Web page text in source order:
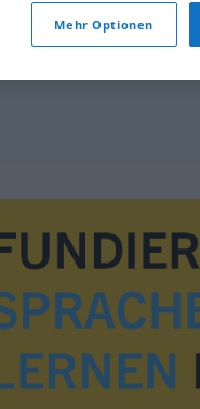
Mehr Optionen